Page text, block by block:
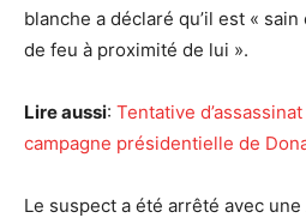
blanche a déclaré qu’il est «
de feu à proximité de lui ».
Lire aussi: Tentative
campagne présidentielle de
Le suspect a été arrêté avec